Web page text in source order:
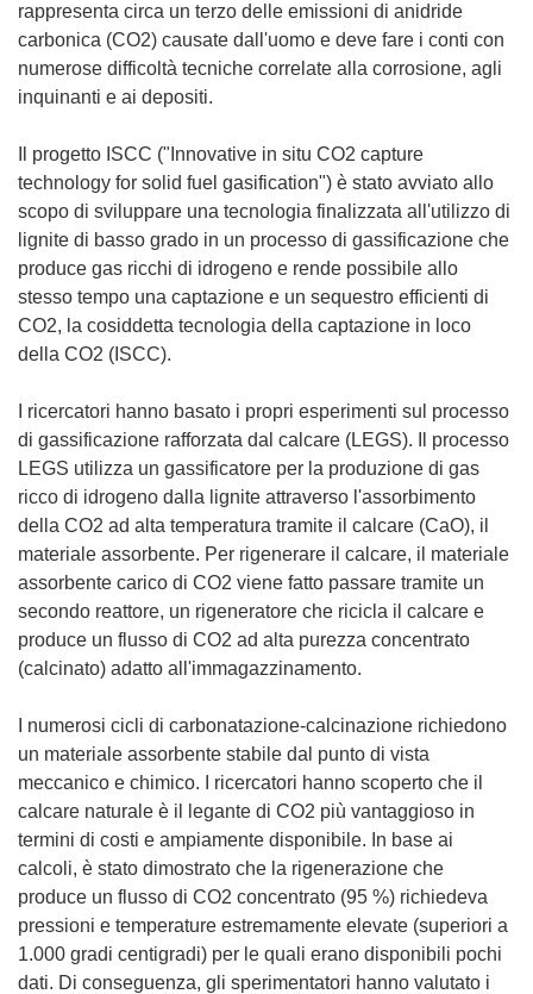
rappresenta circa un terzo delle emissioni di anidride
carbonica (CO2) causate dall'uomo e deve fare i conti con
numerose difficoltà tecniche correlate alla corrosione, agli
inquinanti e ai depositi.
Il progetto ISCC ("Innovative in situ CO2 capture
technology for solid fuel gasification") è stato avviato allo
scopo di sviluppare una tecnologia finalizzata all'utilizzo di
lignite di basso grado in un processo di gassificazione che
produce gas ricchi di idrogeno e rende possibile allo
stesso tempo una captazione e un sequestro efficienti di
CO2, la cosiddetta tecnologia della captazione in loco
della CO2 (ISCC).
I ricercatori hanno basato i propri esperimenti sul processo
di gassificazione rafforzata dal calcare (LEGS). Il processo
LEGS utilizza un gassificatore per la produzione di gas
ricco di idrogeno dalla lignite attraverso l'assorbimento
della CO2 ad alta temperatura tramite il calcare (CaO), il
materiale assorbente. Per rigenerare il calcare, il materiale
assorbente carico di CO2 viene fatto passare tramite un
secondo reattore, un rigeneratore che ricicla il calcare e
produce un flusso di CO2 ad alta purezza concentrato
(calcinato) adatto all'immagazzinamento.
I numerosi cicli di carbonatazione-calcinazione richiedono
un materiale assorbente stabile dal punto di vista
meccanico e chimico. I ricercatori hanno scoperto che il
calcare naturale è il legante di CO2 più vantaggioso in
termini di costi e ampiamente disponibile. In base ai
calcoli, è stato dimostrato che la rigenerazione che
produce un flusso di CO2 concentrato (95 %) richiedeva
pressioni e temperature estremamente elevate (superiori a
1.000 gradi centigradi) per le quali erano disponibili pochi
dati. Di conseguenza, gli sperimentatori hanno valutato i